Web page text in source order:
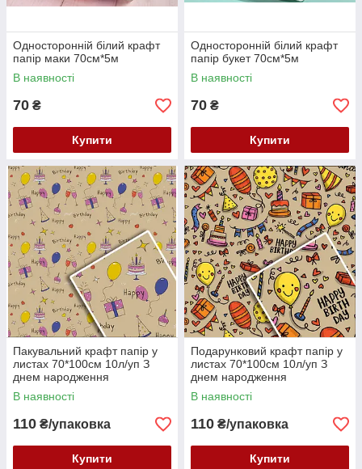
Односторонній білий крафт
папір маки 70см*5м
В наявності
70 ₴
Купити
Односторонній білий крафт
папір букет 70см*5м
В наявності
70 ₴
Купити
Пакувальний крафт папір у
листах 70*100см 10л/уп З
днем народження
В наявності
110 ₴/упаковка
Купити
Подарунковий крафт папір у
листах 70*100см 10л/уп З
днем народження
В наявності
110 ₴/упаковка
Купити